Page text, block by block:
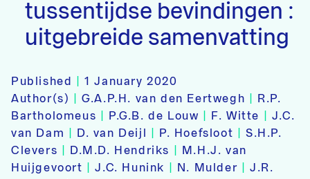
tussentijdse bevindingen :
uitgebreide samenvatting
Published |1 January 2020
Author(s)
|G.A.P.H. van den Eertwegh
R.P.
Bartholomeus
P.G.B. de Louw F. Witte
J.C.
van Dam
D. van Deijl P. Hoefsloot |S.H.P.
Clevers
D.M.D. Hendriks
M.H.J. van
Huijgevoort
|J.C. Hunink N. Mulder |J.R.